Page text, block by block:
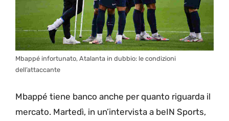
Mbappé infortunato, Atalanta in dubbio: le condizioni
dell’attaccante
Mbappé tiene banco anche per quanto riguarda il
mercato. Martedì, in un’intervista a beIN Sports,